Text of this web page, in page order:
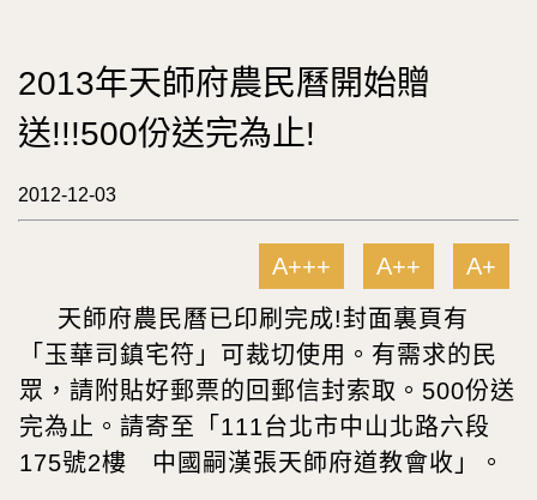
2013年天師府農民曆開始贈
送!!!500份送完為止!
2012-12-03
A+++ A++
A+
天師府農民曆已印刷完成!封面裏頁有
「玉華司鎮宅符」可裁切使用。有需求的民
眾，請附貼好郵票的回郵信封索取。 500份送
完為止。請寄至「 111台北市中山北路六段
175號2樓 中國嗣漢張天師府道教會收」。